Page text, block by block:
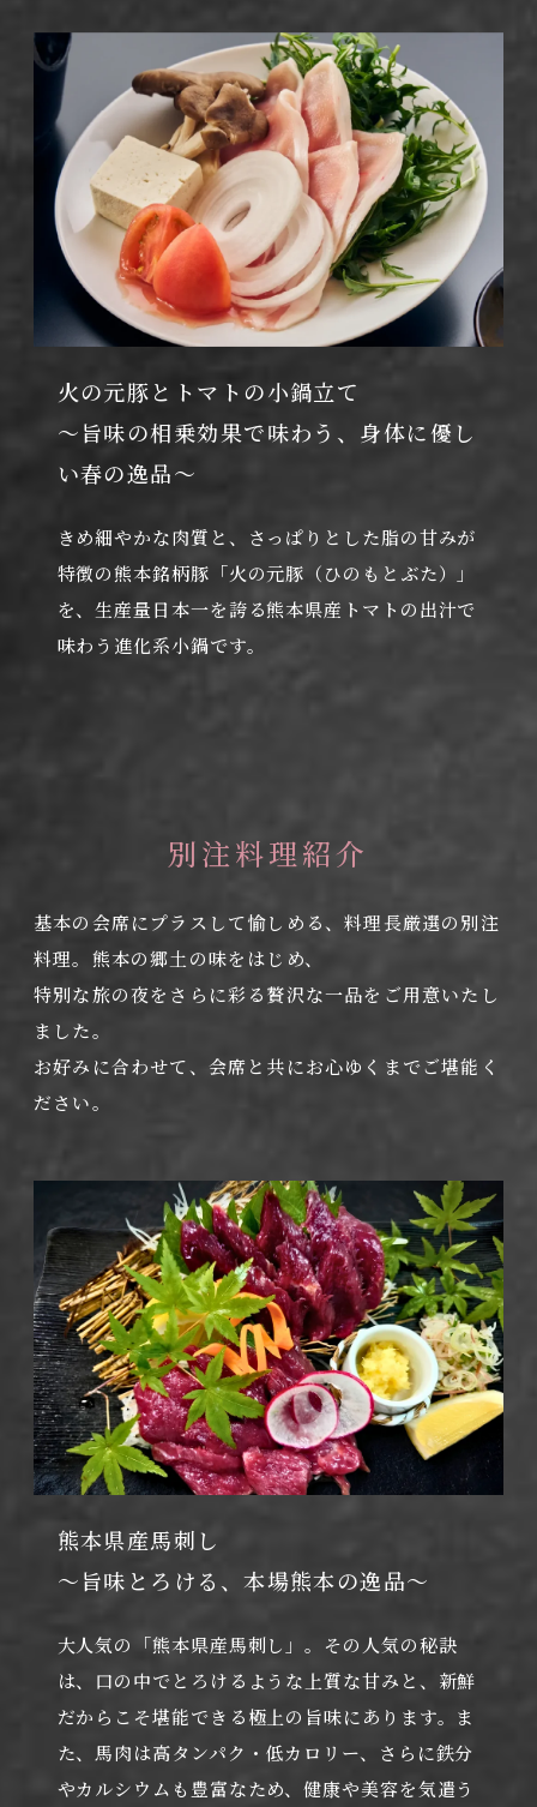
火の元豚とトマトの小鍋立て
〜旨味の相乗効果で味わう、身体に優し
い春の逸品〜
きめ細やかな肉質と、さっぱりとした脂の甘みが
特徴の熊本銘柄豚「火の元豚（ひのもとぶた）」
を、生産量日本一を誇る熊本県産トマトの出汁で
味わう進化系小鍋です。
別注料理紹介
基本の会席にプラスして愉しめる、料理長厳選の別注
料理。熊本の郷土の味をはじめ、
特別な旅の夜をさらに彩る贅沢な一品をご用意いたし
ました。
お好みに合わせて、会席と共にお心ゆくまでご堪能く
ださい。
熊本県産馬刺し
～旨味とろける、本場熊本の逸品～
大人気の「熊本県産馬刺し」。その人気の秘訣
は、口の中でとろけるような上質な甘みと、新鮮
だからこそ堪能できる極上の旨味にあります。ま
た、馬肉は高タンパク・低カロリー、さらに鉄分
やカルシウムも豊富なため、健康や美容を気遣う